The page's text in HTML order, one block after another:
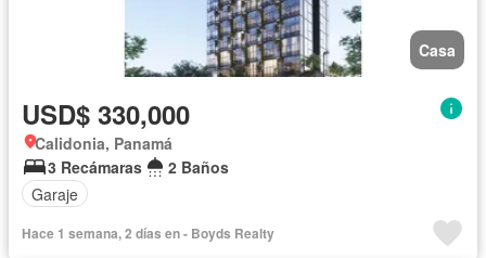
Casa
USD$ 330,000
Calidonia, Panamá
3 Recámaras
2 Baños
Garaje
Hace 1 semana, 2 días en - Boyds Realty